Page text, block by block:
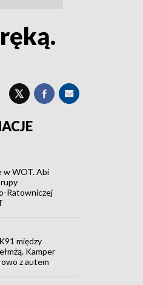
w WOT. Abi
Ratowniczej
między
Kamper
z autem